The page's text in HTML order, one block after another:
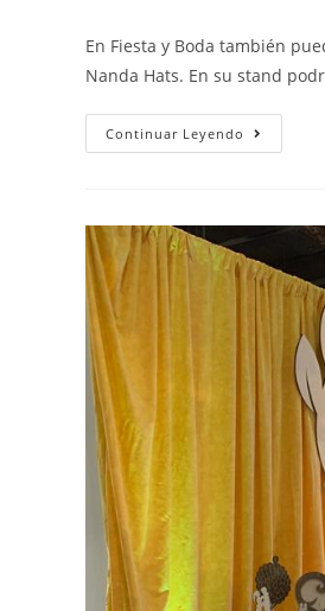
En Fiesta y Boda también
Nanda Hats. En su stand
Continuar Leyendo